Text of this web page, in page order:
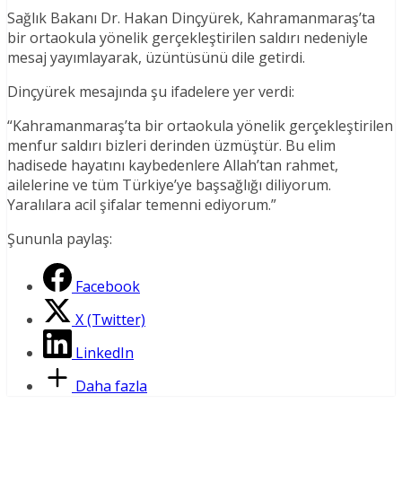
Sağlık Bakanı Dr. Hakan Dinçyürek, Kahramanmaraş’ta
bir ortaokula yönelik gerçekleştirilen saldırı nedeniyle
mesaj yayımlayarak, üzüntüsünü dile getirdi.
Dinçyürek mesajında şu ifadelere yer verdi:
“Kahramanmaraş’ta bir ortaokula yönelik gerçekleştirilen
menfur saldırı bizleri derinden üzmüştür. Bu elim
hadisede hayatını kaybedenlere Allah’tan rahmet,
ailelerine ve tüm Türkiye’ye başsağlığı diliyorum.
Yaralılara acil şifalar temenni ediyorum.”
Şununla paylaş:
Facebook
X (Twitter)
LinkedIn
Daha fazla